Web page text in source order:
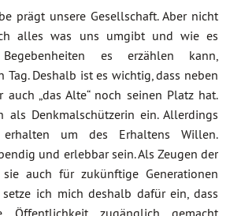
prägt unsere Gesellschaft. Aber nicht
alles was uns umgibt und wie es
es erzählen kann,
Tag. Deshalb ist es wichtig, dass neben
auch „das Alte“ noch seinen Platz hat.
als Denkmalschützerin ein. Allerdings
um des Erhaltens Willen.
und erlebbar sein. Als Zeugen der
auch für zukünftige Generationen
ich mich deshalb dafür ein, dass
Öffentlichkeit zugänglich gemacht